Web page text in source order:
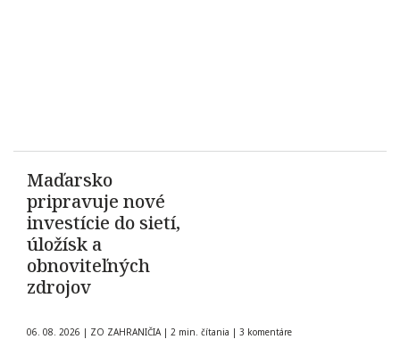
Maďarsko
pripravuje nové
investície do sietí,
úložísk a
obnoviteľných
zdrojov
06. 08. 2026 | ZO ZAHRANIČIA | 2 min. čítania | 3 komentáre